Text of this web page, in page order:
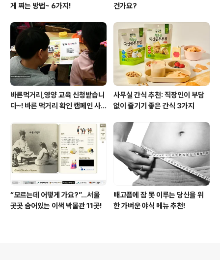
게 찌는 방법~ 6가지!
건가요?
바른먹거리,영양 교육 신청받습니
다~! 바른 먹거리 확인 캠페인 사
사무실 간식 추천: 직장인이 부담
없이 즐기기 좋은 간식 3가지
“모르는데 어떻게 가요?”...서울
곳곳 숨어있는 이색 박물관 11곳!
배고픔에 잠 못 이루는 당신을 위
한 가벼운 야식 메뉴 추천!